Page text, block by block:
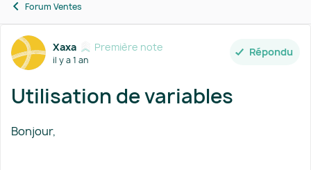
Forum Ventes
Forum Discussion
Xaxa Première note
il y a 1 an
Répondu
Utilisation de variables
Bonjour,